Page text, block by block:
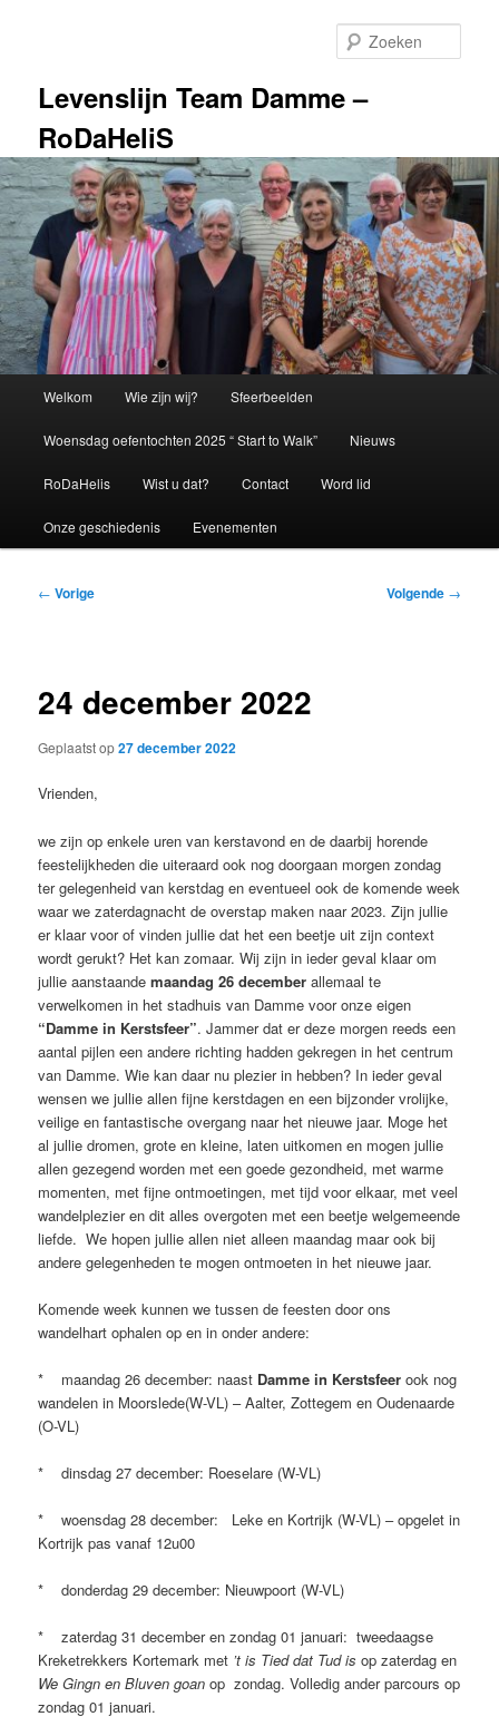
inhoudLevenslijn Team Damme –
RoDaHeliS
Welkom Wie zijn wij? Sfeerbeelden
Woensdag oefentochten 2025 “ Start to Walk” Nieuws
RoDaHelis Wist u dat? Contact Word lid
Onze geschiedenis Evenementen
Bericht
← Vorige Volgende →
24 december 2022
Geplaatst op27 december 2022
Vrienden,
we zijn op enkele uren van kerstavond en de daarbij horende
feestelijkheden die uiteraard ook nog doorgaan morgen zondag
ter gelegenheid van kerstdag en eventueel ook de komende week
waar we zaterdagnacht de overstap maken naar 2023. Zijn jullie
er klaar voor of vinden jullie dat het een beetje uit zijn context
wordt gerukt? Het kan zomaar. Wij zijn in ieder geval klaar om
jullie aanstaandemaandag 26 december allemaal te
verwelkomen in het stadhuis van Damme voor onze eigen
“Damme in Kerstsfeer”. Jammer dat er deze morgen reeds een
aantal pijlen een andere richting hadden gekregen in het centrum
van Damme. Wie kan daar nu plezier in hebben? In ieder geval
wensen we jullie allen fijne kerstdagen en een bijzonder vrolijke,
veilige en fantastische overgang naar het nieuwe jaar. Moge het
al jullie dromen, grote en kleine, laten uitkomen en mogen jullie
allen gezegend worden met een goede gezondheid, met warme
momenten, met fijne ontmoetingen, met tijd voor elkaar, met veel
wandelplezier en dit alles overgoten met een beetje welgemeende
liefde. We hopen jullie allen niet alleen maandag maar ook bij
andere gelegenheden te mogen ontmoeten in het nieuwe jaar.
Komende week kunnen we tussen de feesten door ons
wandelhart ophalen op en in onder andere:
* maandag 26 december: naast Damme in Kerstsfeer ook nog
wandelen in Moorslede(W-VL) – Aalter, Zottegem en Oudenaarde
(O-VL)
* dinsdag 27 december: Roeselare (W-VL)
* woensdag 28 december: Leke en Kortrijk (W-VL) – opgelet in
Kortrijk pas vanaf 12u00
* donderdag 29 december: Nieuwpoort (W-VL)
* zaterdag 31 december en zondag 01 januari: tweedaagse
Kreketrekkers Kortemark met ’t is Tied dat Tud is op zaterdag en
We Gingn en Bluven goanop zondag. Volledig ander parcours op
zondag 01 januari.